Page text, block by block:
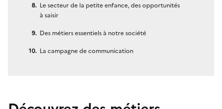
Le secteur de la petite enfance, des opportunités
à saisir
Des métiers essentiels à notre société
La campagne de communication